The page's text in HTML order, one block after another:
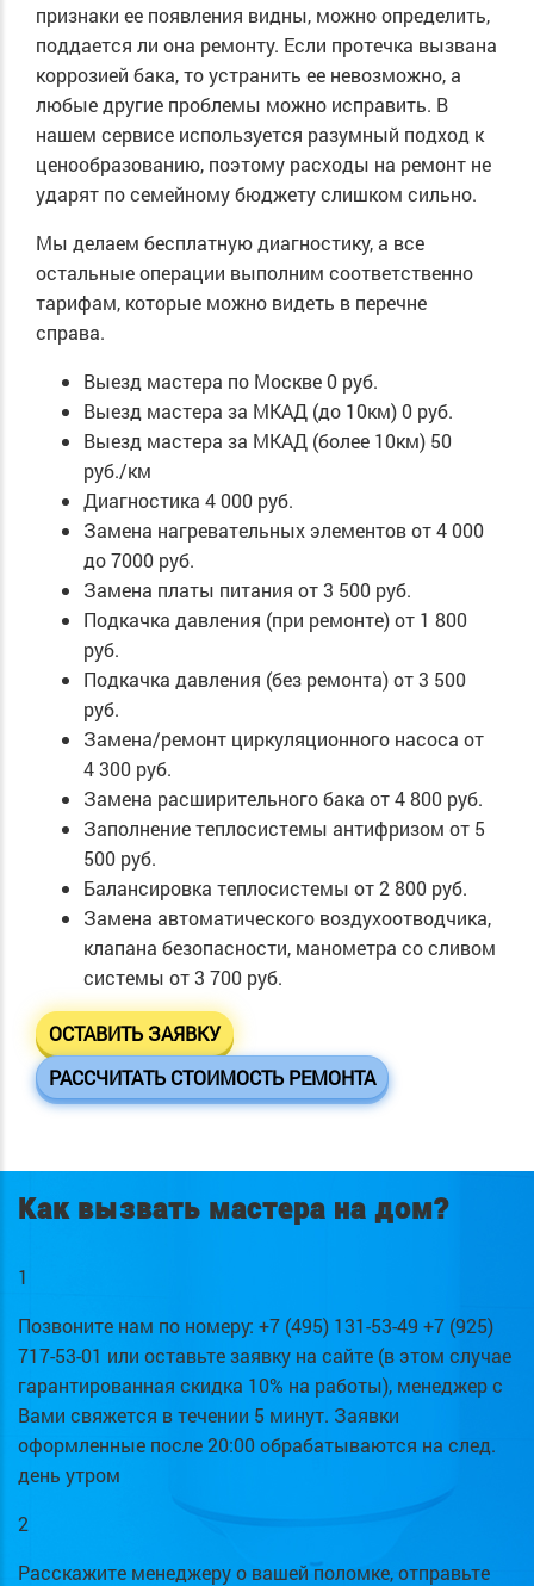
признаки ее появления видны, можно определить,
поддается ли она ремонту. Если протечка вызвана
коррозией бака, то устранить ее невозможно, а
любые другие проблемы можно исправить. В
нашем сервисе используется разумный подход к
ценообразованию, поэтому расходы на ремонт не
ударят по семейному бюджету слишком сильно.
Мы делаем бесплатную диагностику, а все
остальные операции выполним соответственно
тарифам, которые можно видеть в перечне
справа.
Выезд мастера по Москве 0 руб.
Выезд мастера за МКАД (до 10км) 0 руб.
Выезд мастера за МКАД (более 10км) 50
руб./км
Диагностика 4 000 руб.
Замена нагревательных элементовот 4 000
до 7000 руб.
Замена платы питания от 3 500 руб.
Подкачка давления (при ремонте)от 1 800
руб.
Подкачка давления (без ремонта)от 3 500
руб.
Замена/ремонт циркуляционного насоса от
4 300 руб.
Замена расширительного бака от 4 800 руб.
Заполнение теплосистемы антифризом от 5
500 руб.
Балансировка теплосистемы от 2 800 руб.
Замена автоматического воздухоотводчика,
клапана безопасности, манометра со сливом
системы от 3 700 руб.
ОСТАВИТЬ ЗАЯВКУ
РАССЧИТАТЬ СТОИМОСТЬ РЕМОНТА
Как вызвать мастера на дом?
1
Позвоните нам по номеру: +7 (495) 131-53-49 +7 (925)
717-53-01 или оставьте заявку на сайте (в этом случае
гарантированная скидка 10% на работы), менеджер с
Вами свяжется в течении 5 минут. Заявки
оформленные после 20:00 обрабатываются на след.
день утром
2
Расскажите менеджеру о вашей поломке, отправьте